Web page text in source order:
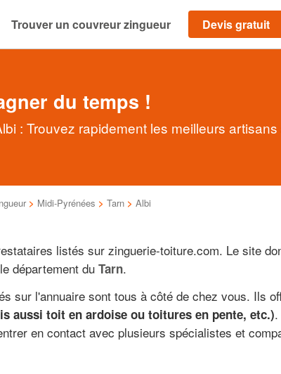
Trouver un couvreur zingueur Devis gratuit
du temps !
: Trouvez rapidement les meilleurs
> Midi-Pyrénées > Tarn > Albi
listés sur zinguerie-toiture.com. Le site
département du Tarn.
sur l'annuaire sont tous à côté de chez vous. Ils
aussi toit en ardoise ou toitures en pente, etc.)
en contact avec plusieurs spécialistes et